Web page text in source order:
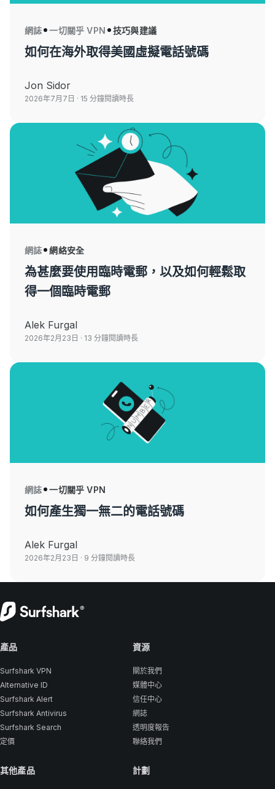
網誌 一切關乎 VPN 技巧與建議
如何在海外取得美國虛擬電話號碼
Jon Sidor
2026年7月7日 · 15 分鐘閱讀時長
網誌 網絡安全
為甚麼要使用臨時電郵，以及如何輕鬆取
得一個臨時電郵
Alek Furgal
2026年2月23日 · 13 分鐘閱讀時長
網誌 一切關乎 VPN
如何產生獨一無二的電話號碼
Alek Furgal
2026年2月23日 · 9 分鐘閱讀時長
產品
Surfshark VPN
Alternative ID
Surfshark Alert
Surfshark Antivirus
Surfshark Search
定價
其他產品
資源
關於我們
媒體中心
信任中心
網誌
透明度報告
聯絡我們
計劃